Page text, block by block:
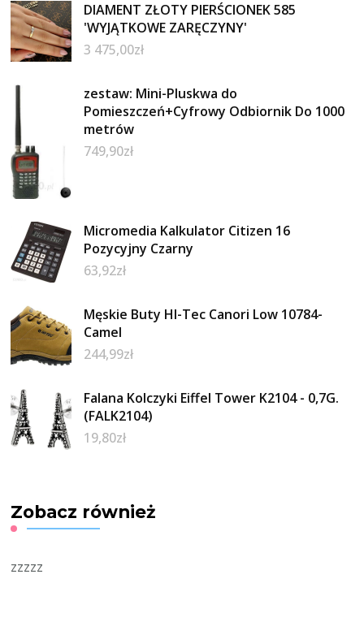
DIAMENT ZŁOTY PIERŚCIONEK 585
'WYJĄTKOWE ZARĘCZYNY'
3 475,00zł
zestaw: Mini-Pluskwa do
Pomieszczeń+Cyfrowy Odbiornik Do 1000
metrów
749,90zł
Micromedia Kalkulator Citizen 16
Pozycyjny Czarny
63,92zł
Męskie Buty HI-Tec Canori Low 10784-
Camel
244,99zł
Falana Kolczyki Eiffel Tower K2104 - 0,7G.
(FALK2104)
19,80zł
Zobacz również
zzzzz